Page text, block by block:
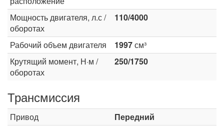
Мощность двигателя, л.с /
оборотах
110/4000
Рабочий объем двигателя 1997см³
Крутящий момент, Н·м /
оборотах
250/1750
Трансмиссия
Привод
Передний